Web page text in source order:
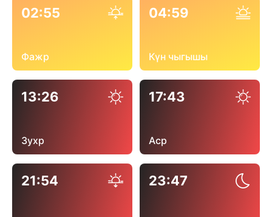
02:55
Фажр
04:59
Күн чыгышы
13:26
Зухр
17:43
Аср
21:54 23:47